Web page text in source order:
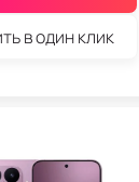
в один клик